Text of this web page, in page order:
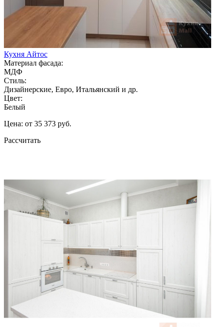
Кухня Айтос
Материал фасада:
МДФ
Стиль:
Дизайнерские, Евро, Итальянский и др.
Цвет:
Белый
Цена: от 35 373 руб.
Рассчитать